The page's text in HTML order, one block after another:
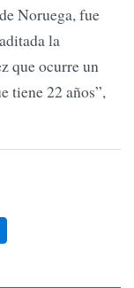
Noruega, fue
la
que ocurre un
tiene 22 años”,